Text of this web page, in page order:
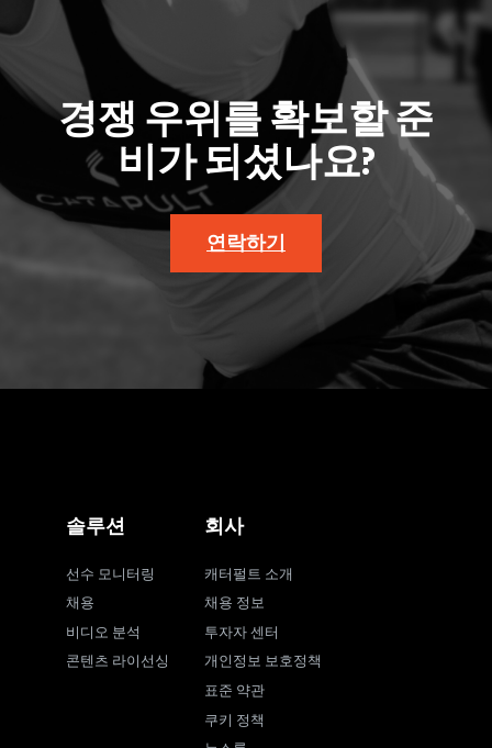
경쟁 우위를 확보할 준
비가 되셨나요?
연락하기
솔루션
선수 모니터링
채용
비디오 분석
콘텐츠 라이선싱
회사
캐터펄트 소개
채용 정보
투자자 센터
개인정보 보호정책
표준 약관
쿠키 정책